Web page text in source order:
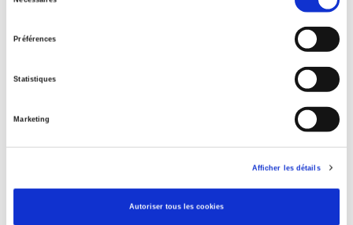
Préférences
Statistiques
Marketing
Afficher les détails
Autoriser tous les cookies
Type d'ouvrage
Rome, promenades sociologiques